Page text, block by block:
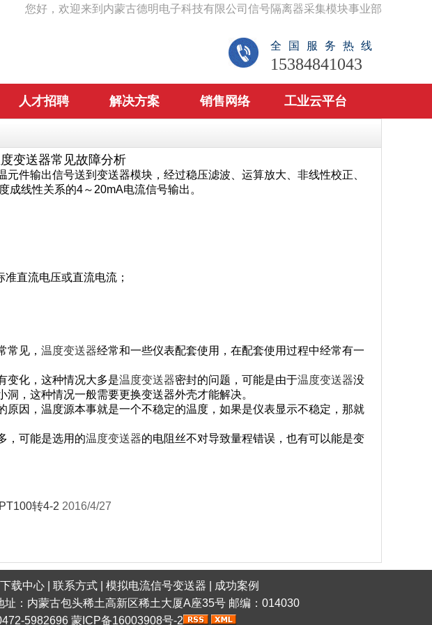
您好，欢迎来到内蒙古德明电子科技有限公司信号隔离器采集模块事业部
全国服务热线
15384841043
人才招聘 解决方案 销售网络 工业云平台
变送器常见故障分析
件输出信号送到变送器模块，经过稳压滤波、运算放大、非线性校正、
成线性关系的4～20mA电流信号输出。
直流电压或直流电流；
常见， 温度变送器经常和一些仪表配套使用，在配套使用过程中经常有一
化，这种情况大多是温度变送器密封的问题，可能是由于温度变送器没
，这种情况一般需要更换变送器外壳才能解决。
因，温度源本事就是一个不稳定的温度，如果是仪表显示不稳定，那就
可能是选用的温度变送器的电阻丝不对导致量程错误，也有可以能是变
转4-2 2016/4/27
下载中心 联系方式 模拟电流信号变送器
成功案例
：内蒙古包头稀土高新区稀土大厦A座35号 邮编：014030
5982696 蒙ICP备16003908号-2